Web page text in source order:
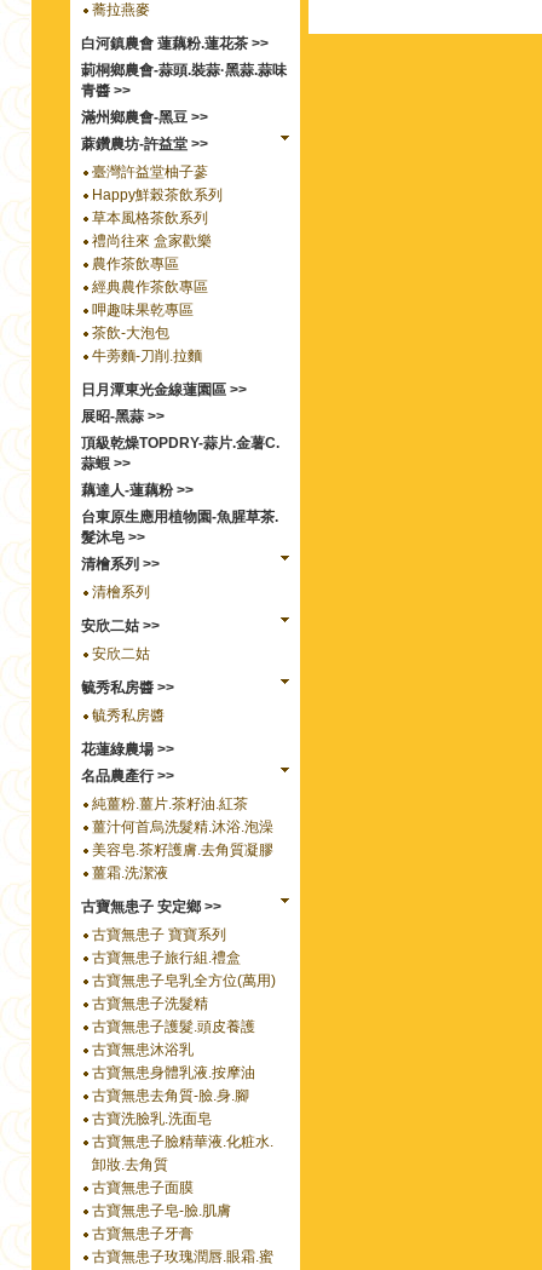
蕎拉燕麥
白河鎮農會 蓮藕粉.蓮花茶 >>
莿桐鄉農會-蒜頭.裝蒜·黑蒜.蒜味
青醬 >>
滿州鄉農會-黑豆 >>
蔴鑽農坊-許益堂 >>
臺灣許益堂柚子蔘
Happy鮮榖茶飲系列
草本風格茶飲系列
禮尚往來 盒家歡樂
農作茶飲專區
經典農作茶飲專區
呷趣味果乾專區
茶飲-大泡包
牛蒡麵-刀削.拉麵
日月潭東光金線蓮園區 >>
展昭-黑蒜 >>
頂級乾燥TOPDRY-蒜片.金薯C.
蒜蝦 >>
藕達人-蓮藕粉 >>
台東原生應用植物園-魚腥草茶.
髮沐皂 >>
清檜系列 >>
清檜系列
安欣二姑 >>
安欣二姑
毓秀私房醬 >>
毓秀私房醬
花蓮綠農場 >>
名品農產行 >>
純薑粉.薑片.茶籽油.紅茶
薑汁何首烏洗髮精.沐浴.泡澡
美容皂.茶籽護膚.去角質凝膠
薑霜.洗潔液
古寶無患子 安定鄉 >>
古寶無患子 寶寶系列
古寶無患子旅行組.禮盒
古寶無患子皂乳全方位(萬用)
古寶無患子洗髮精
古寶無患子護髮.頭皮養護
古寶無患沐浴乳
古寶無患身體乳液.按摩油
古寶無患去角質-臉.身.腳
古寶洗臉乳.洗面皂
古寶無患子臉精華液.化粧水.
卸妝.去角質
古寶無患子面膜
古寶無患子皂-臉.肌膚
古寶無患子牙膏
古寶無患子玫瑰潤唇.眼霜.蜜